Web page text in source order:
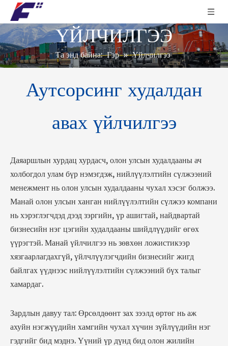
ҮЙЛЧИЛГЭЭ
Та энд байна: Гэр » Үйлчилгээ
Аутсорсинг худалдан
авах үйлчилгээ
Даяаршлын хурдац хурдасч, олон улсын худалдааны ач
холбогдол улам бүр нэмэгдэж, нийлүүлэлтийн сүлжээний
менежмент нь олон улсын худалдааны чухал хэсэг болжээ.
Манай олон улсын ханган нийлүүлэлтийн сүлжээ компани
нь хэрэглэгчдэд дээд зэргийн, үр ашигтай, найдвартай
бизнесийн нэг цэгийн худалдааны шийдлүүдийг өгөх
үүрэгтэй. Манай үйлчилгээ нь зөвхөн ложистикээр
хязгаарлагдахгүй, үйлчлүүлэгчдийн бизнесийг жигд
байлгах үүднээс нийлүүлэлтийн сүлжээний бүх талыг
хамардаг.
Зардлын давуу тал: Өрсөлдөөнт зах зээлд өртөг нь аж
ахуйн нэгжүүдийн хамгийн чухал хүчин зүйлүүдийн нэг
гэдгийг бид мэднэ. Үүний үр дүнд бид олон жилийн